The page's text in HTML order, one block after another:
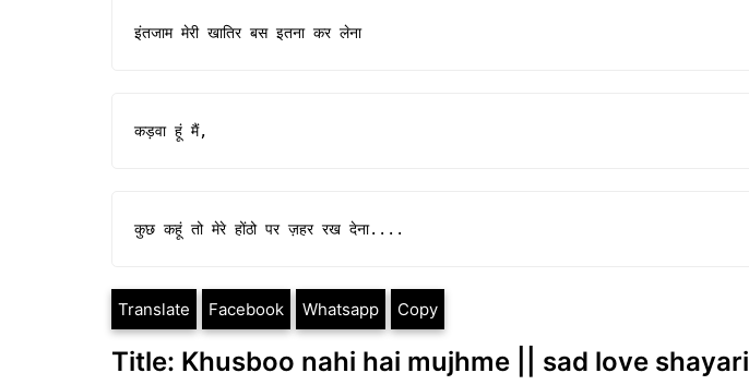
इंतजाम मेरी खातिर बस इतना कर लेना
कड़वा हूं मैं,
कुछ कहूं तो मेरे होंठो पर ज़हर रख देना....
Translate Facebook Whatsapp Copy
Title: Khusboo nahi hai mujhme || sad love shayari